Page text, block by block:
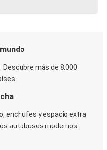
Descubre más de 8.000
enchufes y espacio extra
autobuses modernos.